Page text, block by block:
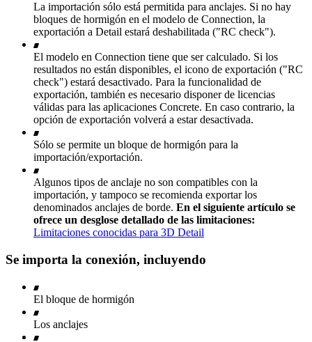
La importación sólo está permitida para anclajes. Si no hay
bloques de hormigón en el modelo de Connection, la
exportación a Detail estará deshabilitada ("RC check").
El modelo en Connection tiene que ser calculado. Si los
resultados no están disponibles, el icono de exportación ("RC
check") estará desactivado. Para la funcionalidad de
exportación, también es necesario disponer de licencias
válidas para las aplicaciones Concrete. En caso contrario, la
opción de exportación volverá a estar desactivada.
Sólo se permite un bloque de hormigón para la
importación/exportación.
Algunos tipos de anclaje no son compatibles con la
importación, y tampoco se recomienda exportar los
denominados anclajes de borde. En el siguiente artículo se
ofrece un desglose detallado de las limitaciones:
Limitaciones conocidas para 3D Detail
Se importa la conexión, incluyendo
El bloque de hormigón
Los anclajes